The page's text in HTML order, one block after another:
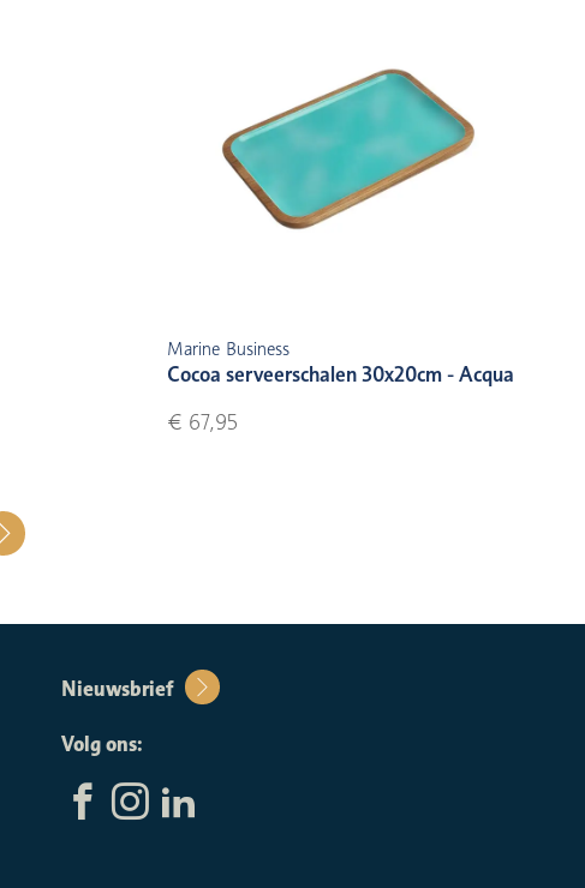
Marine Business
Cocoa serveerschalen 30x20cm - Acqua
€ 67,95
Nieuwsbrief
Volg ons: